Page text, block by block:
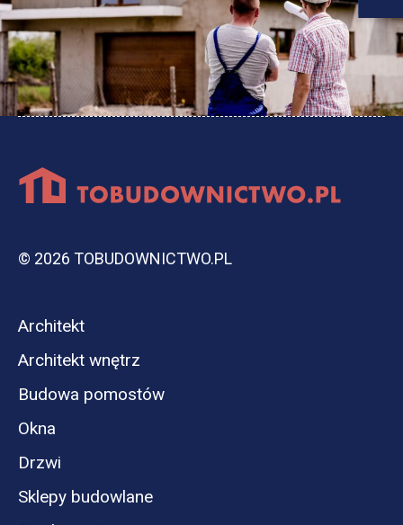
© 2026 TOBUDOWNICTWO.PL
Architekt
Architekt wnętrz
Budowa pomostów
Okna
Drzwi
Sklepy budowlane